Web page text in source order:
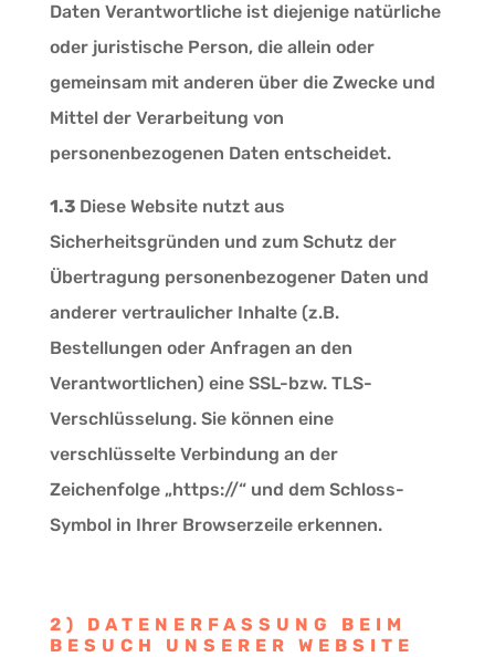
Daten Verantwortliche ist diejenige natürliche
oder juristische Person, die allein oder
gemeinsam mit anderen über die Zwecke und
Mittel der Verarbeitung von
personenbezogenen Daten entscheidet.
1.3 Diese Website nutzt aus
Sicherheitsgründen und zum Schutz der
Übertragung personenbezogener Daten und
anderer vertraulicher Inhalte (z.B.
Bestellungen oder Anfragen an den
Verantwortlichen) eine SSL-bzw. TLS-
Verschlüsselung. Sie können eine
verschlüsselte Verbindung an der
Zeichenfolge „https://“ und dem Schloss-
Symbol in Ihrer Browserzeile erkennen.
2) DATENERFASSUNG BEIM
BESUCH UNSERER WEBSITE